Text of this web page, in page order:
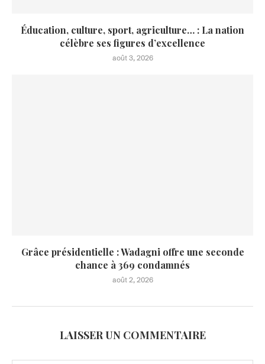
Éducation, culture, sport, agriculture… : La nation
célèbre ses figures d’excellence
août 3, 2026
Grâce présidentielle : Wadagni offre une seconde
chance à 369 condamnés
août 2, 2026
LAISSER UN COMMENTAIRE